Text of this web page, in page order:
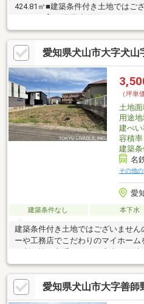
424.81㎡■建築条件付き土地ではご
まで約680ｍ（徒歩9分）・ナフコ
歩16分）・ニューヤマザキデイリ
ｍ（徒歩5分）・Ｖｄｒｕｇ羽黒店
墨塚史跡公園まで約880ｍ（徒歩11
愛知県犬山市大字犬山
（坪単
土地
用途
建ぺ
容積率
建築
名
その他
愛
建築条件なし 本下水
建築条件付き土地ではございませ
ーや工務店でこだわりのマイホーム
広々としたお庭・複数台の駐車ス
ンの実現が可能です。┃▼周辺環境
┗━━━━━━━━━━━━━━━━━━━
7分(約535m)・犬山中学校 徒歩21
愛知県犬山市大字善師